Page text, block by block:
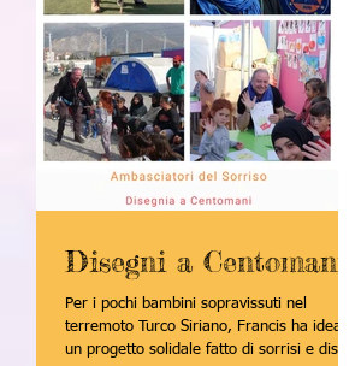
Disegni a Centomani
Per i pochi bambini sopravissuti nel
terremoto Turco Siriano, Francis ha ideato
un progetto solidale fatto di sorrisi e disegni